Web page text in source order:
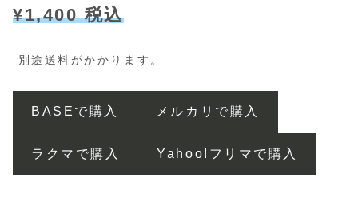
¥1,400 税込
別途送料がかかります。
BASEで購入 メルカリで購入
ラクマで購入 Yahoo!フリマで購入